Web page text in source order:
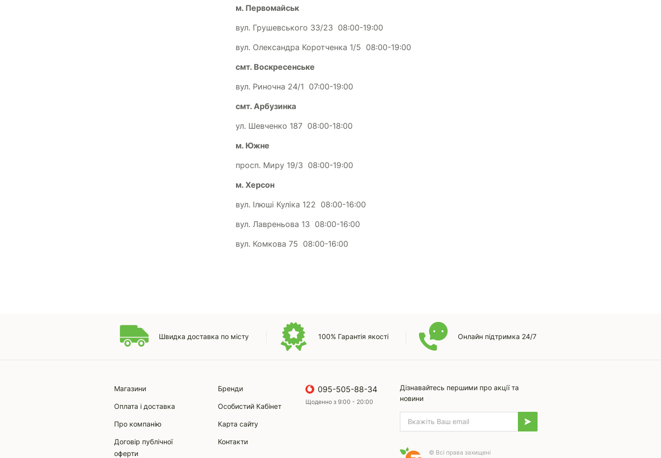
м. Первомайськ
вул. Грушевського 33/23 08:00-19:00
вул. Олександра Коротченка 1/5 08:00-19:00
смт. Воскресенське
вул. Риночна 24/1 07:00-19:00
смт. Арбузинка
ул. Шевченко 187 08:00-18:00
м. Южне
просп. Миру 19/3 08:00-19:00
м. Херсон
вул. Ілюші Куліка 122 08:00-16:00
вул. Лавреньова 13 08:00-16:00
вул. Комкова 75 08:00-16:00
Швидка доставка по місту 100% Гарантія якості Онлайн підтримка 24/7
Магазини
Оплата і доставка
Про компанію
Договір публічної
оферти
Бренди
Особистий Кабінет
Карта сайту
Контакти
095-505-88-34
Щоденно з 9:00 - 20:00
Дізнавайтесь першими про акції та
новини
© Всі права захищені